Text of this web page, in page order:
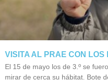
VISITA AL PRAE CON LOS
El 15 de mayo los de 3.º se
mirar de cerca su hábitat. Bote